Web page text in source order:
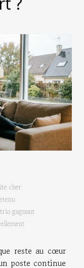
cher
gagnant
reste au cœur
poste continue